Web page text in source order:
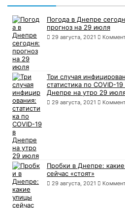
Погода в Днепре
прогноз на 29 июля
29 августа, 2021
Три случая
статистика по COVID-19
Днепре на утро 29
29 августа, 2021
Пробки в Днепре:
сейчас «стоят»
29 августа, 2021